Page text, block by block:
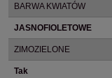
BARWA KWIATÓW
JASNOFIOLETOWE
ZIMOZIELONE
Tak